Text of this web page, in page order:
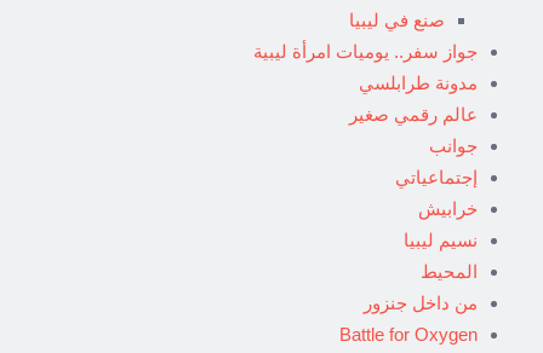
صنع في ليبيا
جواز سفر.. يوميات امرأة ليبية
مدونة طرابلسي
عالم رقمي صغير
جوانب
إجتماعياتي
خرابيش
نسيم ليبيا
المحيط
من داخل جنزور
Battle for Oxygen